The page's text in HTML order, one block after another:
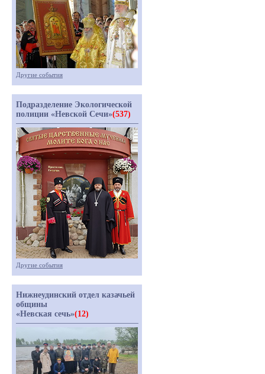
Другие события
Подразделение Экологической
полиции «Невской Сечи»(537)
Другие события
Нижнеудинский отдел казачьей
общины
«Невская сечь»(12)